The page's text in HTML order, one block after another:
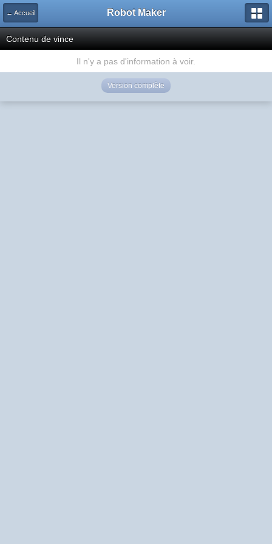
← Accueil Robot Maker
Contenu de vince
Il n'y a pas d'information à voir.
Version complète